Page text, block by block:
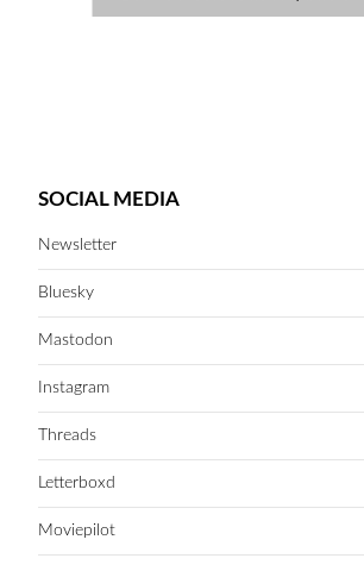
SOCIAL MEDIA
Newsletter
Bluesky
Mastodon
Instagram
Threads
Letterboxd
Moviepilot